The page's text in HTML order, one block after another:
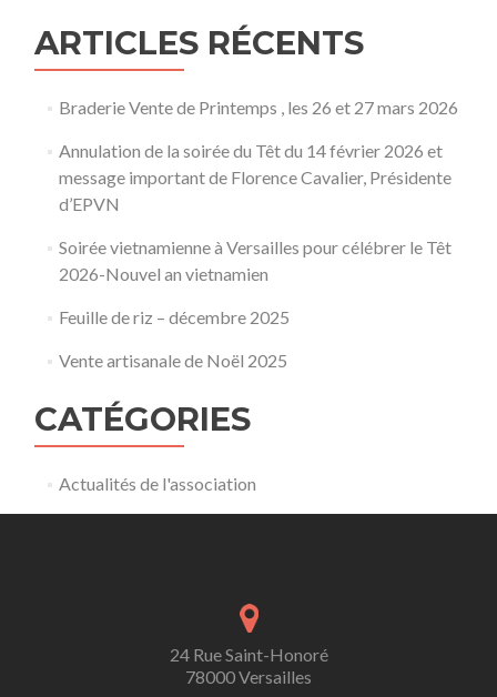
ARTICLES RÉCENTS
Braderie Vente de Printemps , les 26 et 27 mars 2026
Annulation de la soirée du Têt du 14 février 2026 et
message important de Florence Cavalier, Présidente
d’EPVN
Soirée vietnamienne à Versailles pour célébrer le Têt
2026-Nouvel an vietnamien
Feuille de riz – décembre 2025
Vente artisanale de Noël 2025
CATÉGORIES
Actualités de l'association
24 Rue Saint-Honoré
78000 Versailles